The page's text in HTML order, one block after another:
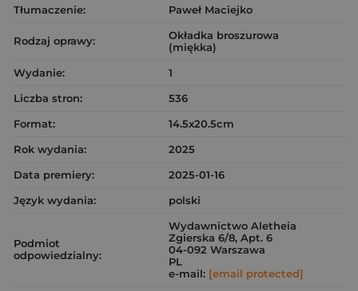
Tłumaczenie:
Paweł Maciejko
Rodzaj oprawy:
Okładka broszurowa
(miękka)
Wydanie:
1
Liczba stron:
536
Format:
14.5x20.5cm
Rok wydania:
2025
Data premiery:
2025-01-16
Język wydania:
polski
Podmiot
odpowiedzialny:
Wydawnictwo Aletheia
Zgierska 6/8, Apt. 6
04-092 Warszawa
PL
e-mail: [email protected]